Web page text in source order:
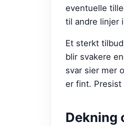
eventuelle
til andre linjer
Et sterkt
blir svakere
svar sier mer
er fint. Presist
Dekning